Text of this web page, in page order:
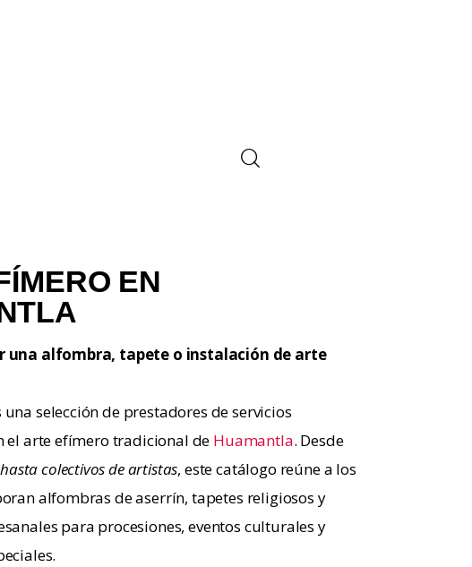
EN
una alfombra, tapete o instalación de arte
selección de prestadores de servicios
el arte efímero tradicional de Huamantla. Desde
colectivos de artistas, este catálogo reúne a los
alfombras de aserrín, tapetes religiosos y
para procesiones, eventos culturales y